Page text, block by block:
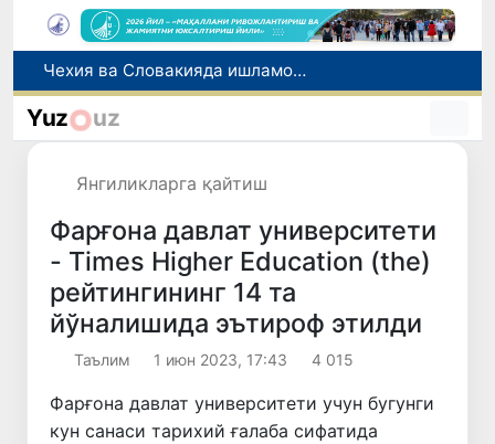
Боланинг фамилиясига отасининг исмини беришга рухсат берилади
Беҳруз Каримов фаолиятини Швейцариянинг «Лугано» клубида давом эттиради
Yuz uz
Янгиликларга қайтиш
Фарғона давлат университети
- Times Higher Education (the)
рейтингининг 14 та
йўналишида эътироф этилди
Таълим 1 июн 2023, 17:43 4 015
Фарғона давлат университети учун бугунги
кун санаси тарихий ғалаба сифатида